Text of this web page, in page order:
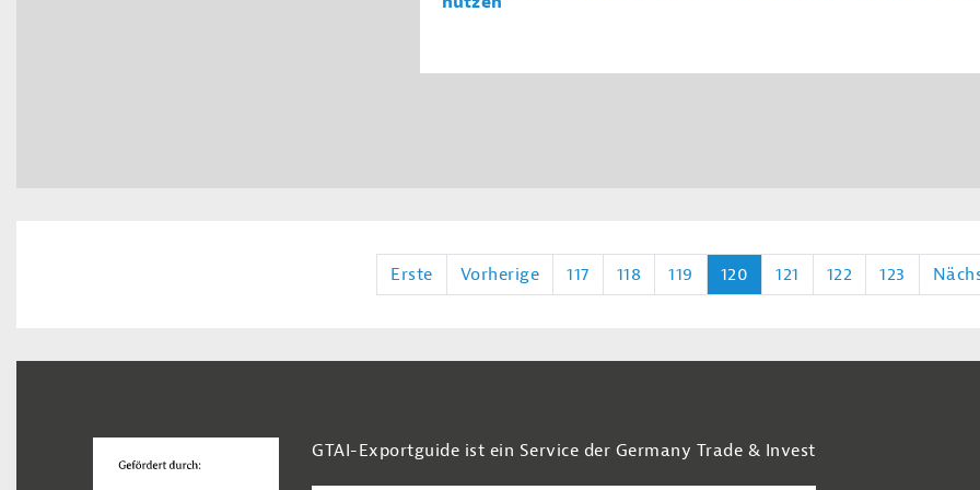
Erste Vorherige 117 118 119 120 121 122 123
GTAI-Exportguide ist ein Service der Germany Trade & Invest
Footer Navigation